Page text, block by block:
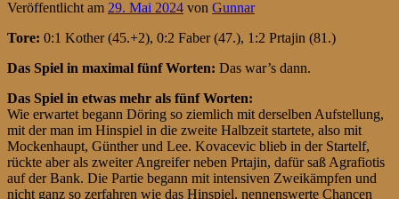
Veröffentlicht am 29. Mai 2024 von Gunnar
Tore: 0:1 Kother (45.+2), 0:2 Faber (47.), 1:2 Prtajin (81.)
Das Spiel in maximal fünf Worten: Das war’s dann.
Das Spiel in etwas mehr als fünf Worten:
Wie erwartet begann Döring so ziemlich mit derselben Aufstellung,
mit der man im Hinspiel in die zweite Halbzeit startete, also mit
Mockenhaupt, Günther und Lee. Kovacevic blieb in der Startelf,
rückte aber als zweiter Angreifer neben Prtajin, dafür saß Agrafiotis
auf der Bank. Die Partie begann mit intensiven Zweikämpfen und
nicht ganz so zerfahren wie das Hinspiel, nennenswerte Chancen